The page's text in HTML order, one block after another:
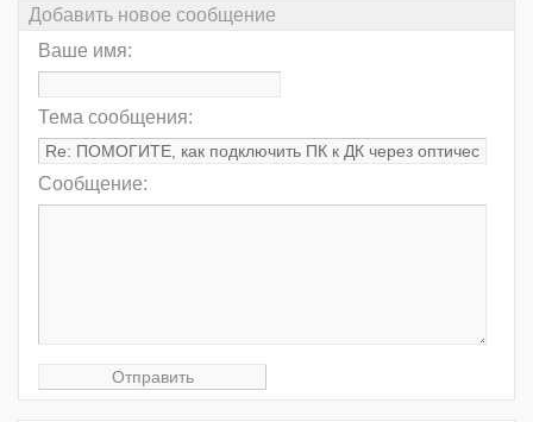
Добавить новое сообщение
Ваше имя:
Тема сообщения:
Сообщение: